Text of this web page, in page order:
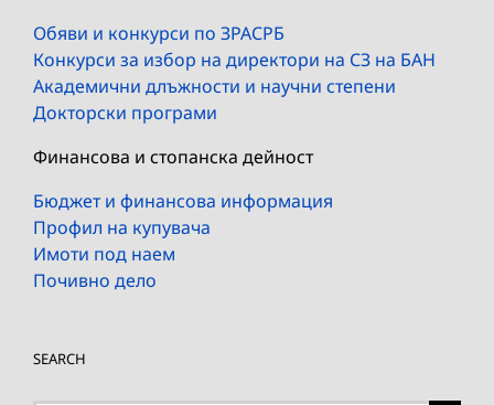
Обяви и конкурси по ЗРАСРБ
Конкурси за избор на директори на СЗ на БАН
Академични длъжности и научни степени
Докторски програми
Финансова и стопанска дейност
Бюджет и финансова информация
Профил на купувача
Имоти под наем
Почивно дело
SEARCH